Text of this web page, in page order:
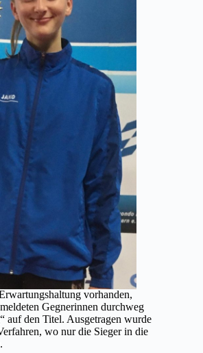
vorhanden,
Gegnerinnen durchweg
auf den Titel. Ausgetragen wurde
wo nur die Sieger in die